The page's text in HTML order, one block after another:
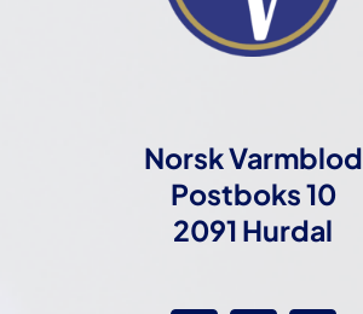
Norsk Varmblod
Postboks 10
2091 Hurdal